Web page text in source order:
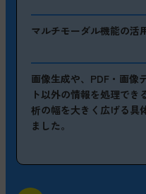
マルチモーダル機能の活
画像生成や、PDF・画像
ト以外の情報を処理で
析の幅を大きく広げる具
ました。